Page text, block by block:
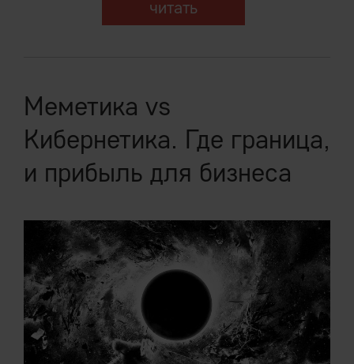
читать
Меметика vs
Кибернетика. Где граница,
и прибыль для бизнеса